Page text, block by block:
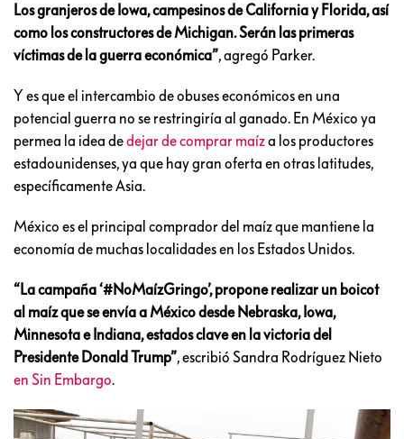
Los granjeros de Iowa, campesinos de California y Florida, así
como los constructores de Michigan. Serán las primeras
víctimas de la guerra económica”, agregó Parker.
Y es que el intercambio de obuses económicos en una
potencial guerra no se restringiría al ganado. En México ya
permea la idea dedejar de comprar maíza los productores
estadounidenses, ya que hay gran oferta en otras latitudes,
específicamente Asia.
México es el principal comprador del maíz que mantiene la
economía de muchas localidades en los Estados Unidos.
“La campaña ‘#NoMaízGringo’, propone realizar un boicot
al maíz que se envía a México desde Nebraska, Iowa,
Minnesota e Indiana, estados clave en la victoria del
Presidente Donald Trump”, escribió Sandra Rodríguez Nieto
en Sin Embargo.